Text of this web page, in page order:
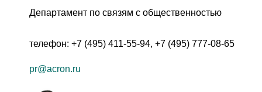
Департамент по связям с общественностью
телефон: +7 (495) 411-55-94, +7 (495) 777-08-65
pr@acron.ru